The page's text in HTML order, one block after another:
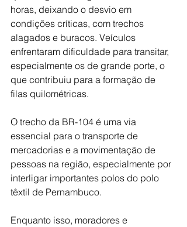
horas, deixando o desvio em
condições críticas, com trechos
alagados e buracos. Veículos
enfrentaram dificuldade para transitar,
especialmente os de grande porte, o
que contribuiu para a formação de
filas quilométricas.
O trecho da BR-104 é uma via
essencial para o transporte de
mercadorias e a movimentação de
pessoas na região, especialmente por
interligar importantes polos do polo
têxtil de Pernambuco.
Enquanto isso, moradores e